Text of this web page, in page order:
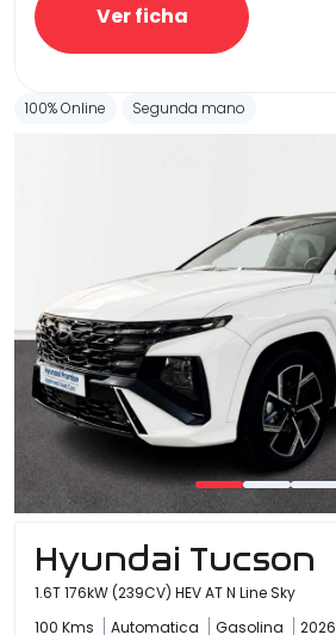
Ver ficha
100% Online Segunda mano
Hyundai Tucson
1.6T 176kW (239CV) HEV AT N Line Sky
100 Kms
Automatica Gasolina 2026